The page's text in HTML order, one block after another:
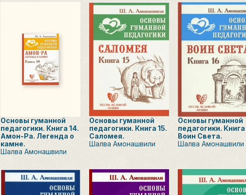
Основы гуманной
педагогики. Книга 14.
Амон-Ра. Легенда о
камне.
Шалва Амонашвили
Основы гуманной
педагогики. Книга 15.
Саломея.
Шалва Амонашвили
Основы гуманной
педагогики. Книга
Воин Света.
Шалва Амонашвили